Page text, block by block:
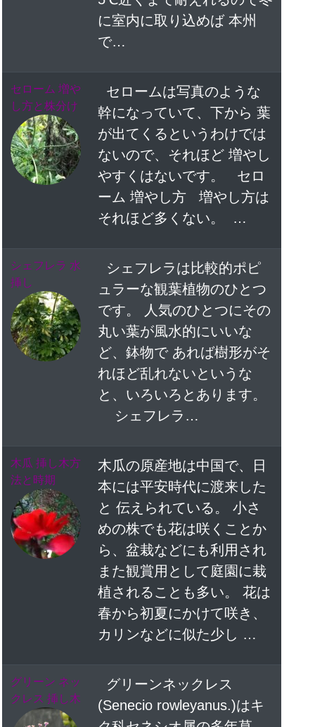
に室内に取り込めば 本州
で…
セローム 増や
し方と株分け
セロームは写真のような
幹になっていて、下から 葉
が出てくるというわけでは
ないので、それほど 増やし
やすくはないです。 セロ
ーム 増やし方 増やし方は
それほど多くない。 …
シェフレラ 水
挿し
シェフレラは比較的ポピ
ュラーな観葉植物のひとつ
です。 人気のひとつにその
丸い葉が風水的にいいな
ど、鉢物で あれば樹形がそ
れほど乱れないというな
と、いろいろとあります。
シェフレラ…
木瓜 挿し木方
法と時期
木瓜の原産地は中国で、日
本には平安時代に渡来した
と 伝えられている。 小さ
めの株でも花は咲くことか
ら、盆栽などにも利用され
また観賞用として庭園に栽
植されることも多い。 花は
春から初夏にかけて咲き、
カリンなどに似た少し …
グリーン ネッ
クレス 挿し木
グリーンネックレス
(Senecio rowleyanus.)はキ